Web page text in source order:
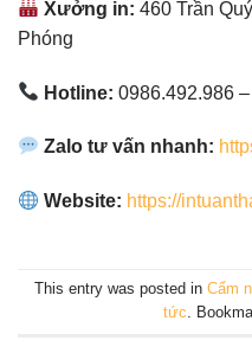
Xưởng in: 460 Trần
Phóng
Hotline: 0986.492.986
Zalo tư vấn nhanh:
Website: https://
This entry was posted in Cẩm
tức.